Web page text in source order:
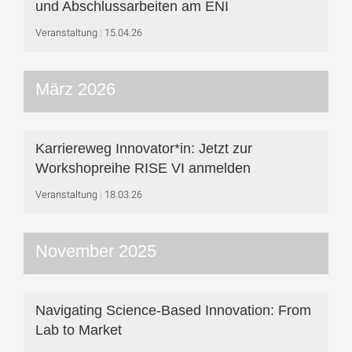
und Abschlussarbeiten am ENI
Veranstaltung 15.04.26
März 2026
Karriereweg Innovator*in: Jetzt zur
Workshop­reihe RISE VI anmelden
Veranstaltung 18.03.26
November 2025
Navigating Science-Based Innovation: From
Lab to Market